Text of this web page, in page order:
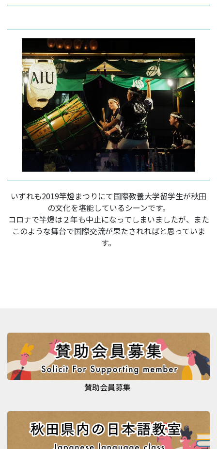
いずれも2019竿燈まつりにて国際教養大学留学生が秋田
の文化を堪能しているシーンです。
コロナで竿燈は２年も中止になってしまいましたが、また
このような舞台で国際交流が果たされればと思っていま
す。
賛助会員募集